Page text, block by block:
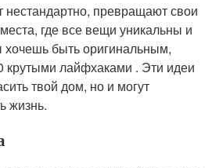
превращают свои
где все вещи уникальны и
быть оригинальным,
крутыми лайфхаками . Эти идеи
твой дом, но и могут
жизнь.